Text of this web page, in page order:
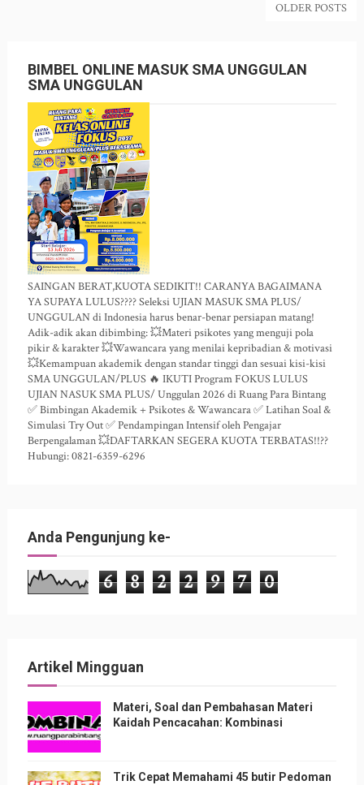
OLDER POSTS
BIMBEL ONLINE MASUK SMA UNGGULAN
SMA UNGGULAN
SAINGAN BERAT,KUOTA SEDIKIT!! CARANYA BAGAIMANA
YA SUPAYA LULUS???? Seleksi UJIAN MASUK SMA PLUS/
UNGGULAN di Indonesia harus benar-benar persiapan matang!
Adik-adik akan dibimbing: 💥Materi psikotes yang menguji pola
pikir & karakter 💥Wawancara yang menilai kepribadian & motivasi
💥Kemampuan akademik dengan standar tinggi dan sesuai kisi-kisi
SMA UNGGULAN/PLUS 🔥 IKUTI Program FOKUS LULUS
UJIAN NASUK SMA PLUS/ Unggulan 2026 di Ruang Para Bintang
✅ Bimbingan Akademik + Psikotes & Wawancara ✅ Latihan Soal &
Simulasi Try Out ✅ Pendampingan Intensif oleh Pengajar
Berpengalaman 💥DAFTARKAN SEGERA KUOTA TERBATAS!!??
Hubungi: 0821-6359-6296
Anda Pengunjung ke-
6 8 2 2 9 7 0
Artikel Mingguan
Materi, Soal dan Pembahasan Materi
Kaidah Pencacahan: Kombinasi
Trik Cepat Memahami 45 butir Pedoman